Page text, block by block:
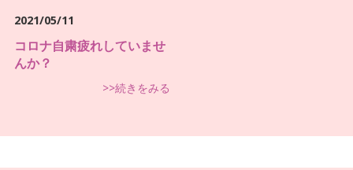
2021/05/11
コロナ自粛疲れしていませ
んか？
>>続きをみる